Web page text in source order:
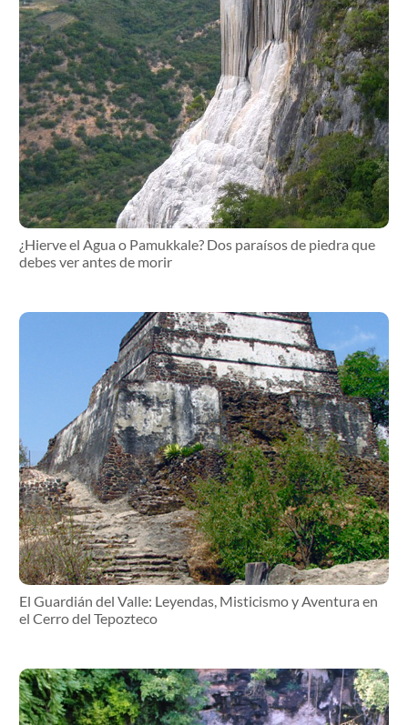
¿Hierve el Agua o Pamukkale? Dos paraísos de piedra que
debes ver antes de morir
El Guardián del Valle: Leyendas, Misticismo y Aventura en
el Cerro del Tepozteco